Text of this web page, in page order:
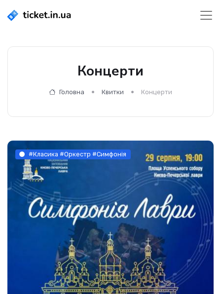
Концерти
Головна Квитки Концерти
#Класика #Оркестр #Симфонія